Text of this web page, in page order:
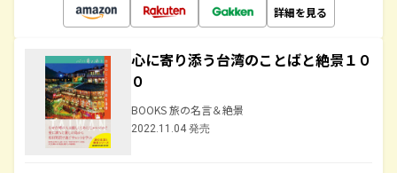
詳細を見る
心に寄り添う台湾のことばと絶景１０
０
BOOKS 旅の名言＆絶景
2022.11.04 発売